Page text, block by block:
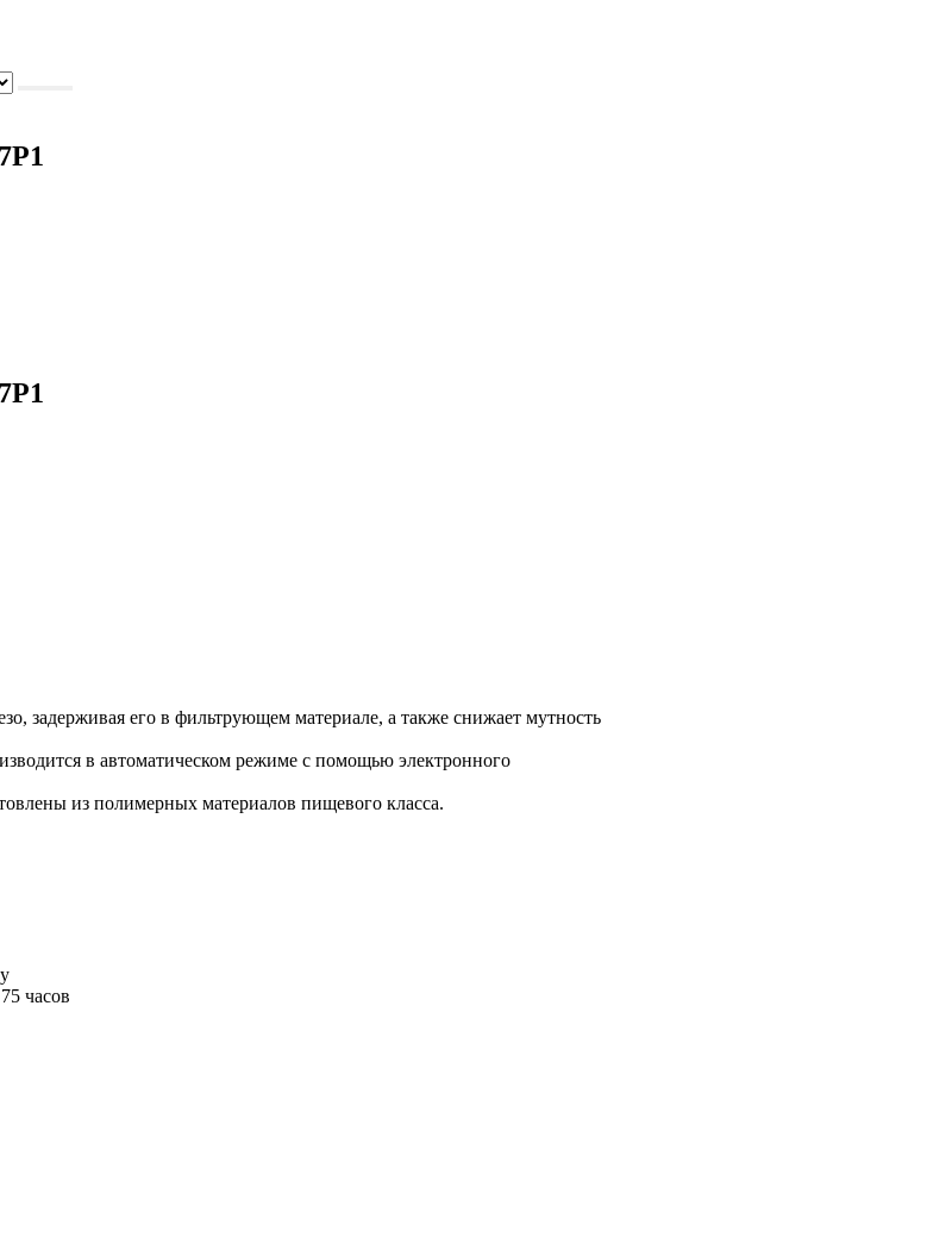
задерживая его в фильтрующем материале, а также снижает мутность
в автоматическом режиме с помощью электронного
из полимерных материалов пищевого класса.
часов